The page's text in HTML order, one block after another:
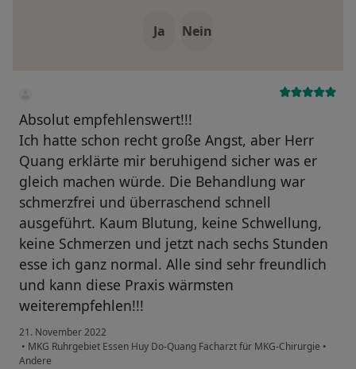
Ja Nein
Absolut empfehlenswert!!!
Ich hatte schon recht große Angst, aber Herr
Quang erklärte mir beruhigend sicher was er
gleich machen würde. Die Behandlung war
schmerzfrei und überraschend schnell
ausgeführt. Kaum Blutung, keine Schwellung,
keine Schmerzen und jetzt nach sechs Stunden
esse ich ganz normal. Alle sind sehr freundlich
und kann diese Praxis wärmsten
weiterempfehlen!!!
21. November 2022
• MKG Ruhrgebiet Essen Huy Do-Quang Facharzt für MKG-Chirurgie •
Andere